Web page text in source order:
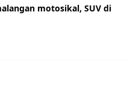
motosikal, SUV di